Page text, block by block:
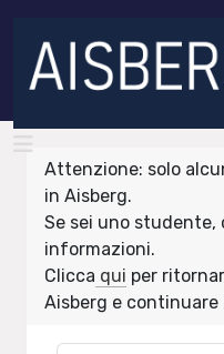
Attenzione: solo
in Aisberg.
Se sei uno studente,
informazioni.
Clicca qui per
Aisberg e